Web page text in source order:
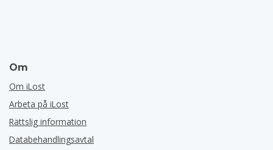
Om
Om iLost
Arbeta på iLost
Rättslig information
Databehandlingsavtal